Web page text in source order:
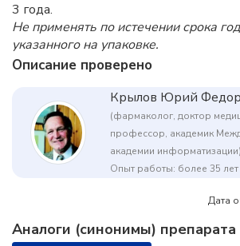
3 года.
Не применять по истечении срока
указанного на упаковке.
Описание проверено
Крылов Юрий
(фармаколог, доктор
профессор, академик
академии информатизации)
Опыт работы: более 35 лет
Дата
Аналоги (синонимы)